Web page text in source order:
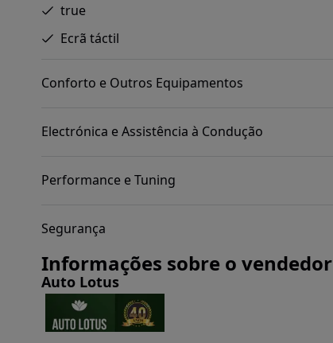
true
Ecrã táctil
Conforto e Outros Equipamentos
Electrónica e Assistência à Condução
Performance e Tuning
Segurança
Informações sobre o vendedor
Auto Lotus